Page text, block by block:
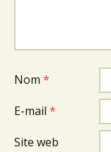
Nom *
E-mail *
Site web